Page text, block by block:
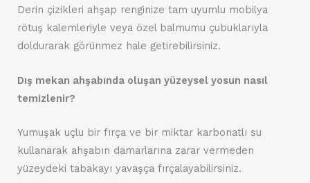
Derin çizikleri ahşap renginize tam uyumlu mobilya
rötuş kalemleriyle veya özel balmumu çubuklarıyla
doldurarak görünmez hale getirebilirsiniz.
Dış mekan ahşabında oluşan yüzeysel yosun nasıl
temizlenir?
Yumuşak uçlu bir fırça ve bir miktar karbonatlı su
kullanarak ahşabın damarlarına zarar vermeden
yüzeydeki tabakayı yavaşça fırçalayabilirsiniz.